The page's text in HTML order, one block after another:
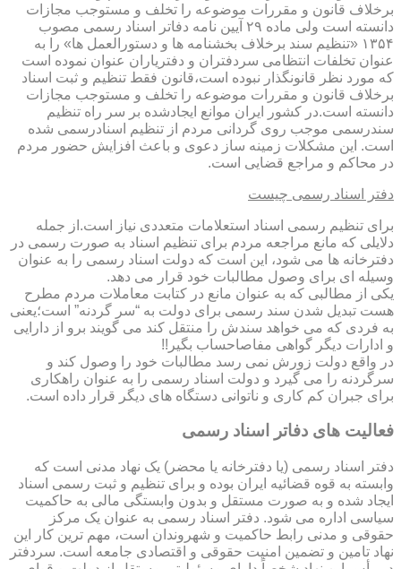
برخلاف قانون و مقررات موضوعه را تخلف و مستوجب مجازات
دانسته است ولی ماده ۲۹ آیین نامه دفاتر اسناد رسمی مصوب
۱۳۵۴ «تنظیم سند برخلاف بخشنامه ها و دستورالعمل ها» را به
عنوان تخلفات انتظامی سردفتران و دفتریاران عنوان نموده است
که مورد نظر قانونگذار نبوده است،قانون فقط تنظیم و ثبت اسناد
برخلاف قانون و مقررات موضوعه را تخلف و مستوجب مجازات
دانسته است.در کشور ایران موانع ایجادشده بر سر راه تنظیم
سندرسمی موجب روی گردانی مردم از تنظیم اسنادرسمی شده
است. این مشکلات زمینه ساز دعوی و باعث افزایش حضور مردم
در محاکم و مراجع قضایی است.
دفتر اسناد رسمی چیست
برای تنظیم رسمی اسناد استعلامات متعددی نیاز است.از جمله
دلایلی که مانع مراجعه مردم برای تنظیم اسناد به صورت رسمی در
دفترخانه ها می شود، این است که دولت اسناد رسمی را به عنوان
وسیله ای برای وصول مطالبات خود قرار می دهد.
یکی از مطالبی که به عنوان مانع در کتابت معاملات مردم مطرح
هست تبدیل شدن سند رسمی برای دولت به “سر گردنه” است؛یعنی
به فردی که می خواهد سندش را منتقل کند می گویند برو از دارایی
و ادارات دیگر گواهی مفاصاحساب بگیر!!
در واقع دولت زورش نمی رسد مطالبات خود را وصول کند و
سرگردنه را می گیرد و دولت اسناد رسمی را به عنوان راهکاری
برای جبران کم کاری و ناتوانی دستگاه های دیگر قرار داده است.
فعالیت های دفاتر اسناد رسمی
دفتر اسناد رسمی (یا دفترخانه یا محضر) یک نهاد مدنی است که
وابسته به قوه قضائیه ایران بوده و برای تنظیم و ثبت رسمی اسناد
ایجاد شده و به صورت مستقل و بدون وابستگی مالی به حاکمیت
سیاسی اداره می شود. دفتر اسناد رسمی به عنوان یک مرکز
حقوقی و مدنی رابط حاکمیت و شهروندان است، مهم ترین کار این
نهاد تامین و تضمین امنیت حقوقی و اقتصادی جامعه است. سردفتر